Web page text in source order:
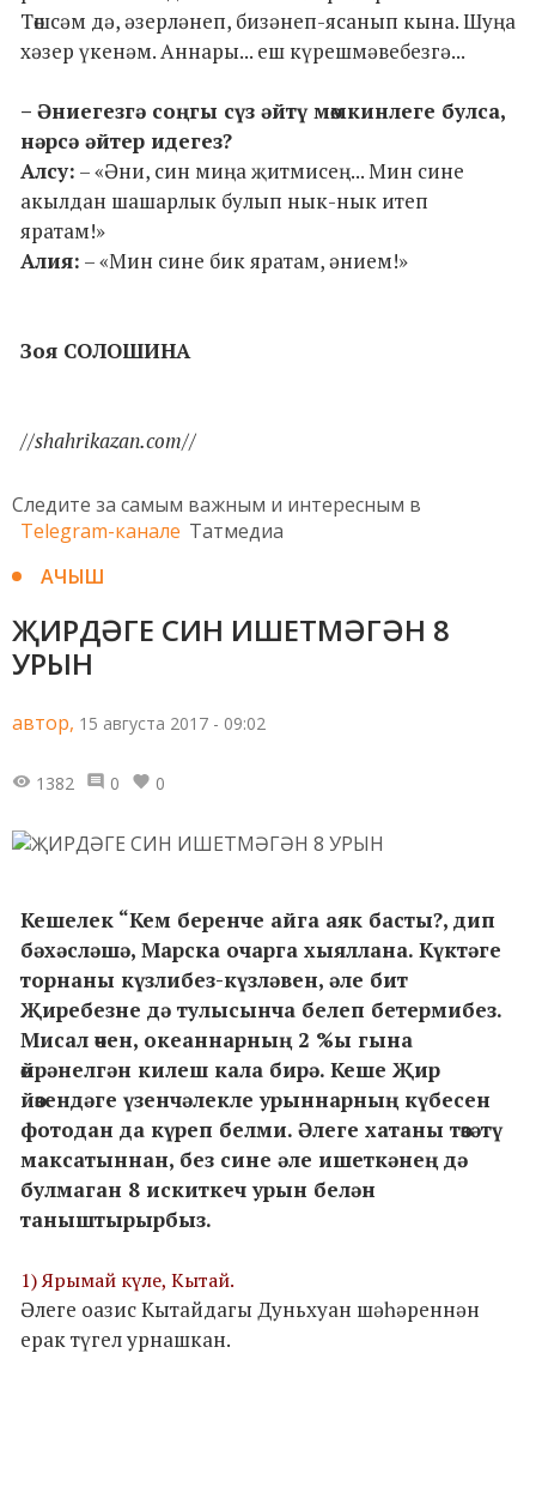
Төшсәм дә, әзерләнеп, бизәнеп-ясанып кына. Шуңа
хәзер үкенәм. Аннары... еш күрешмәвебезгә...
– Әниегезгә соңгы сүз әйтү мөмкинлеге булса,
нәрсә әйтер идегез?
Алсу: – «Әни, син миңа җитмисең... Мин сине
акылдан шашарлык булып нык-нык итеп
яратам!»
Алия: – «Мин сине бик яратам, әнием!»
Зоя СОЛОШИНА
//shahrikazan.com//
Следите за самым важным и интересным в
Telegram-канале Татмедиа
АЧЫШ
ҖИРДӘГЕ СИН ИШЕТМӘГӘН 8
УРЫН
автор, 15 августа 2017 - 09:02
1382 0 0
Кешелек “Кем беренче айга аяк басты?, дип
бәхәсләшә, Марска очарга хыяллана. Күктәге
торнаны күзлибез-күзләвен, әле бит
Җиребезне дә тулысынча белеп бетермибез.
Мисал өчен, океаннарның 2 %ы гына
өйрәнелгән килеш кала бирә. Кеше Җир
йөзендәге үзенчәлекле урыннарның күбесен
фотодан да күреп белми. Әлеге хатаны төзәтү
максатыннан, без сине әле ишеткәнең дә
булмаган 8 искиткеч урын белән
таныштырырбыз.
1) Ярымай күле, Кытай.
Әлеге оазис Кытайдагы Дуньхуан шәһәреннән
ерак түгел урнашкан.